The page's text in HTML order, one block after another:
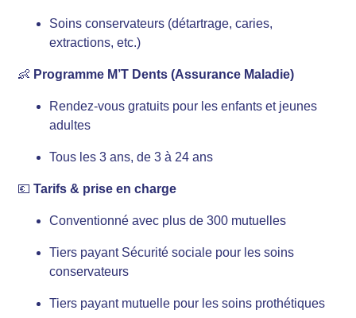
Soins conservateurs (détartrage, caries,
extractions, etc.)
👶 Programme M’T Dents (Assurance Maladie)
Rendez-vous gratuits pour les enfants et jeunes
adultes
Tous les 3 ans, de 3 à 24 ans
💶Tarifs & prise en charge
Conventionné avec plus de 300 mutuelles
Tiers payant Sécurité sociale pour les soins
conservateurs
Tiers payant mutuelle pour les soins prothétiques